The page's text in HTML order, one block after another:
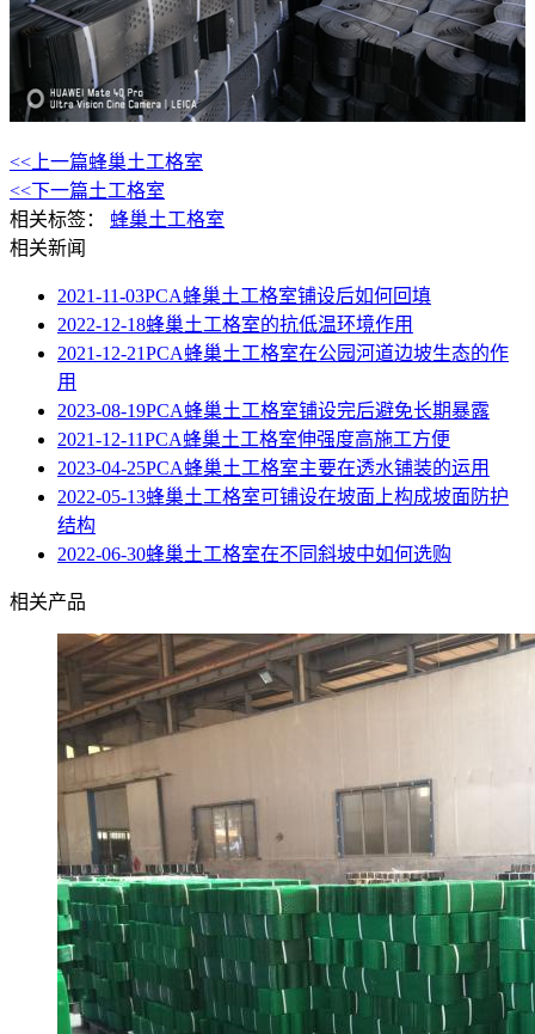
<<上一篇蜂巢土工格室
<<下一篇土工格室
相关标签： 蜂巢土工格室
相关新闻
2021-11-03PCA蜂巢土工格室铺设后如何回填
2022-12-18蜂巢土工格室的抗低温环境作用
2021-12-21PCA蜂巢土工格室在公园河道边坡生态的作
用
2023-08-19PCA蜂巢土工格室铺设完后避免长期暴露
2021-12-11PCA蜂巢土工格室伸强度高施工方便
2023-04-25PCA蜂巢土工格室主要在透水铺装的运用
2022-05-13蜂巢土工格室可铺设在坡面上构成坡面防护
结构
2022-06-30蜂巢土工格室在不同斜坡中如何选购
相关产品